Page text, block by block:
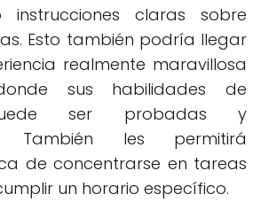
instrucciones claras sobre
Esto también podría llegar
realmente maravillosa
sus habilidades de
ser probadas y
También les permitirá
de concentrarse en tareas
un horario específico.